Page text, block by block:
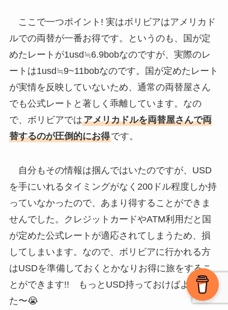
ここで一つポイント! 実はボリビアはアメリカド
ルでの両替が一番お得です。というのも、国が定
めたレートが1usd≒6.9bobなのですが、実際のレ
ートは1usd≒9~11bobなのです。国が定めたレート
が実情を反映していないため、通常の両替屋さん
でも公式レートと著しく乖離しています。なの
で、ボリビアではアメリカドルを両替屋さんで両
替するのが圧倒的にお得です。
自分もその情報は掴んではいたのですが、USD
を手にいれるタイミングがなく200ドル程度しか持
っていなかったので、あまり得することができま
せんでした。クレジットカードやATM利用だと国
が定めた公式レートが適応されてしまうため、損
してしまいます。なので、ボリビアに行かれる方
はUSDを準備しておくとかなりお得に旅をするこ
とができます!! もっとUSD持っておけばよかっ
た〜😭